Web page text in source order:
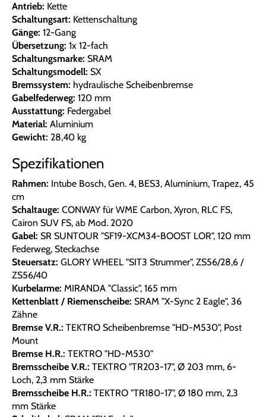
Antrieb: Kette
Schaltungsart: Kettenschaltung
Gänge: 12-Gang
Übersetzung: 1x 12-fach
Schaltungsmarke: SRAM
Schaltungsmodell: SX
Bremssystem: hydraulische Scheibenbremse
Gabelfederweg: 120 mm
Ausstattung: Federgabel
Material: Aluminium
Gewicht: 28,40 kg
Spezifikationen
Rahmen: Intube Bosch, Gen. 4, BES3, Aluminium, Trapez, 45
cm
Schaltauge: CONWAY für WME Carbon, Xyron, RLC FS,
Cairon SUV FS, ab Mod. 2020
Gabel: SR SUNTOUR "SF19-XCM34-BOOST LOR", 120 mm
Federweg, Steckachse
Steuersatz: GLORY WHEEL "SIT3 Strummer", ZS56/28,6 /
ZS56/40
Kurbelarme: MIRANDA "Classic", 165 mm
Kettenblatt / Riemenscheibe: SRAM "X-Sync 2 Eagle", 36
Zähne
Bremse V.R.: TEKTRO Scheibenbremse "HD-M530", Post
Mount
Bremse H.R.: TEKTRO "HD-M530"
Bremsscheibe V.R.: TEKTRO "TR203-17", Ø 203 mm, 6-
Loch, 2,3 mm Stärke
Bremsscheibe H.R.: TEKTRO "TR180-17", Ø 180 mm, 2,3
mm Stärke